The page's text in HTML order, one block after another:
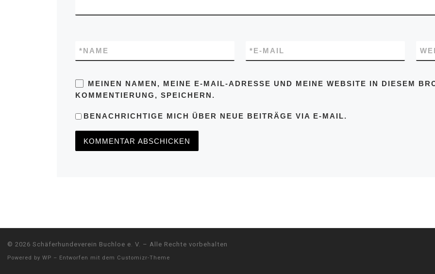
NAME
* E-MAIL
*
MEINEN NAMEN, MEINE E-MAIL-ADRESSE UND MEINE WEBSITE IN DIESEM
KOMMENTIERUNG, SPEICHERN.
BENACHRICHTIGE MICH ÜBER NEUE BEITRÄGE VIA E-MAIL.
© 2026 Schäferhundeverein Buchloe e. V. – Alle Rechte vorbehalten
Powered by WP – Entworfen mit dem Customizr-Theme